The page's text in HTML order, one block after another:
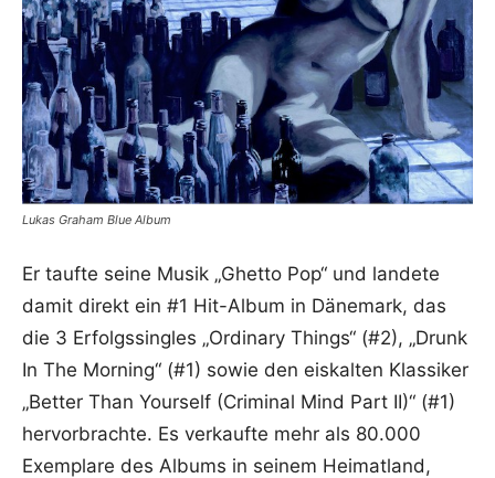
Lukas Graham Blue Album
Er taufte seine Musik „Ghetto Pop“ und landete
damit direkt ein #1 Hit-Album in Dänemark, das
die 3 Erfolgssingles „Ordinary Things“ (#2), „Drunk
In The Morning“ (#1) sowie den eiskalten Klassiker
„Better Than Yourself (Criminal Mind Part II)“ (#1)
hervorbrachte. Es verkaufte mehr als 80.000
Exemplare des Albums in seinem Heimatland,